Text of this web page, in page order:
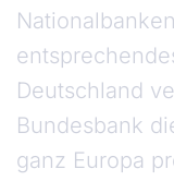
Deutschland
Bundesbank
ganz Europa